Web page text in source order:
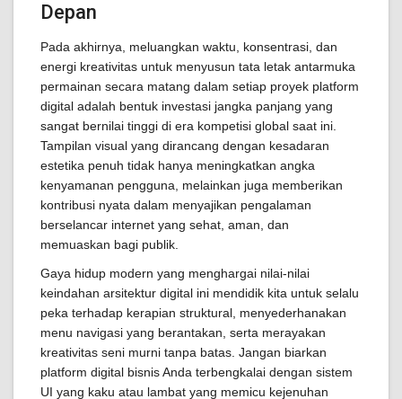
Depan
Pada akhirnya, meluangkan waktu, konsentrasi, dan
energi kreativitas untuk menyusun tata letak antarmuka
permainan secara matang dalam setiap proyek platform
digital adalah bentuk investasi jangka panjang yang
sangat bernilai tinggi di era kompetisi global saat ini.
Tampilan visual yang dirancang dengan kesadaran
estetika penuh tidak hanya meningkatkan angka
kenyamanan pengguna, melainkan juga memberikan
kontribusi nyata dalam menyajikan pengalaman
berselancar internet yang sehat, aman, dan
memuaskan bagi publik.
Gaya hidup modern yang menghargai nilai-nilai
keindahan arsitektur digital ini mendidik kita untuk selalu
peka terhadap kerapian struktural, menyederhanakan
menu navigasi yang berantakan, serta merayakan
kreativitas seni murni tanpa batas. Jangan biarkan
platform digital bisnis Anda terbengkalai dengan sistem
UI yang kaku atau lambat yang memicu kejenuhan